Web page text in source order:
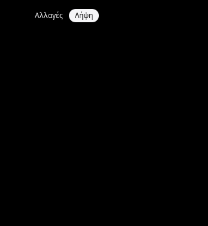
Αλλαγές Λήψη